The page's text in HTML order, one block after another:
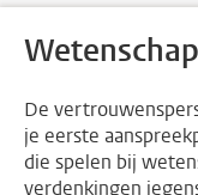
De
je eerste
die spelen bij
verdenkingen